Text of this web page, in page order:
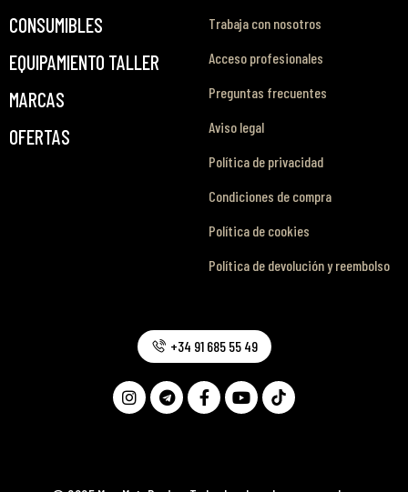
CONSUMIBLES
EQUIPAMIENTO TALLER
MARCAS
OFERTAS
Trabaja con nosotros
Acceso profesionales
Preguntas frecuentes
Aviso legal
Política de privacidad
Condiciones de compra
Política de cookies
Política de devolución y reembolso
+34 91 685 55 49